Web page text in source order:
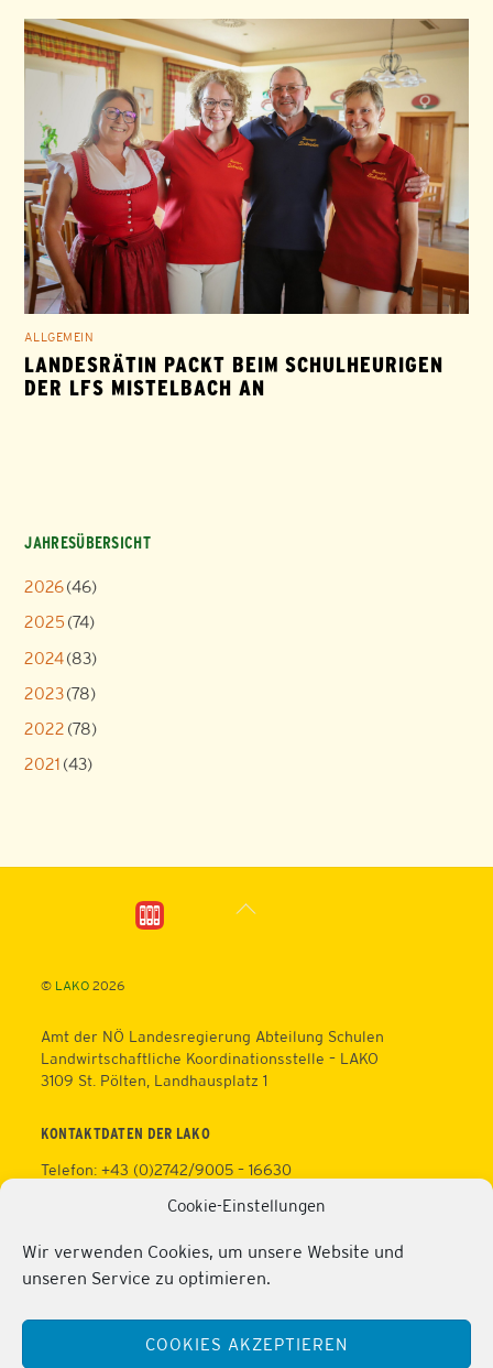
Cookie-Einstellungen
Wir verwenden Cookies, um unsere Website und
unseren Service zu optimieren.
COOKIES AKZEPTIEREN
ALLGEMEIN
LANDESRÄTIN PACKT BEIM SCHULHEURIGEN
DER LFS MISTELBACH AN
JAHRESÜBERSICHT
2026(46)
2025 (74)
2024(83)
2023(78)
2022 (78)
2021 (43)
Back
© LAKO2026
Amt der NÖ Landesregierung Abteilung Schulen
Landwirtschaftliche Koordinationsstelle – LAKO
3109 St. Pölten, Landhausplatz 1
KONTAKTDATEN DER LAKO
Telefon: +43 (0)2742/9005 – 16630
https://lako.at
Datenschutz
Impressum